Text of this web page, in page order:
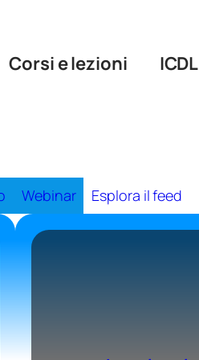
Corsi e lezioni ICDL
Webinar Esplora il feed